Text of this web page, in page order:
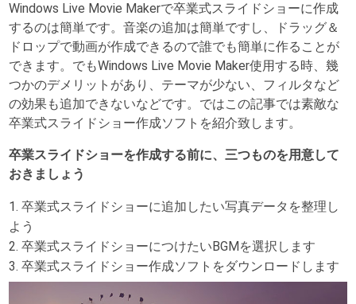
Windows Live Movie Makerで卒業式スライドショーに作成
するのは簡単です。音楽の追加は簡単ですし、ドラッグ＆
ドロップで動画が作成できるので誰でも簡単に作ることが
できます。でもWindows Live Movie Maker使用する時、幾
つかのデメリットがあり、テーマが少ない、フィルタなど
の効果も追加できないなどです。ではこの記事では素敵な
卒業式スライドショー作成ソフトを紹介致します。
卒業スライドショーを作成する前に、三つものを用意して
おきましょう
1. 卒業式スライドショーに追加したい写真データを整理し
よう
2. 卒業式スライドショーにつけたいBGMを選択します
3. 卒業式スライドショー作成ソフトをダウンロードします